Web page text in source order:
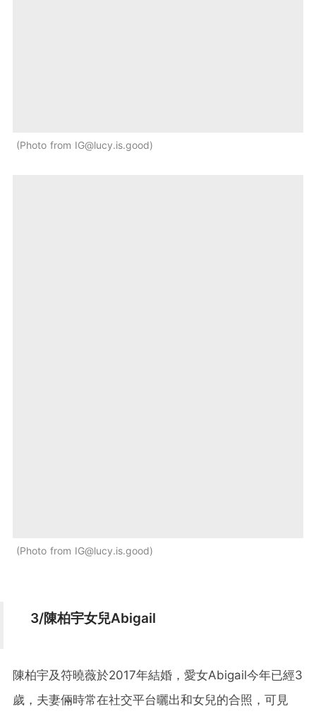
Photo from IG@lucy.is.good
Photo from IG@lucy.is.good
3/陳柏宇女兒Abigail
陳柏宇及符曉薇於2017年結婚，愛女Abigail今年已經3
歲，夫妻倆時常在社交平台曬出和女兒的合照，可見